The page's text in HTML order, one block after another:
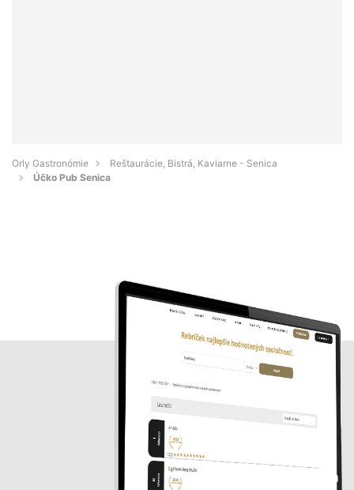
Orly Gastronómie
Reštaurácie, Bistrá, Kaviarne - Senica
Účko Pub Senica